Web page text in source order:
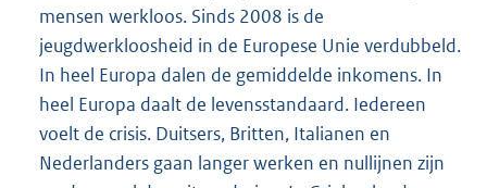
mensen werkloos. Sinds 2008 is de
jeugdwerkloosheid in de Europese Unie verdubbeld.
In heel Europa dalen de gemiddelde inkomens. In
heel Europa daalt de levensstandaard. Iedereen
voelt de crisis. Duitsers, Britten, Italianen en
Nederlanders gaan langer werken en nullijnen zijn